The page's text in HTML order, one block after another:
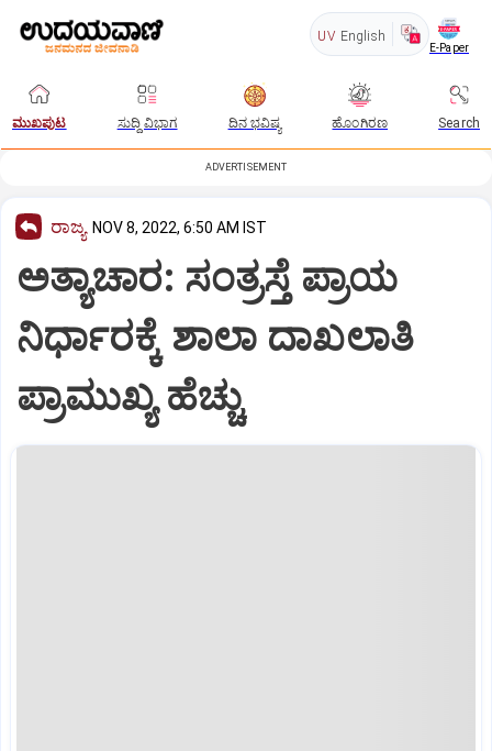
UV English
E-Paper
ಮುಖಪುಟ ಸುದ್ದಿ ವಿಭಾಗ ದಿನ ಭವಿಷ್ಯ ಹೊಂಗಿರಣ Search
ADVERTISEMENT
ರಾಜ್ಯ NOV 8, 2022, 6:50 AM IST
ಅತ್ಯಾಚಾರ: ಸಂತ್ರಸ್ತೆ ಪ್ರಾಯ
ನಿರ್ಧಾರಕ್ಕೆ ಶಾಲಾ ದಾಖಲಾತಿ
ಪ್ರಾಮುಖ್ಯ ಹೆಚ್ಚು